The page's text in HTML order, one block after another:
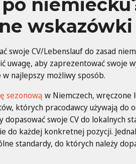
wskazówki
swoje CV/Lebenslauf do zasad
uwagę, aby zaprezentować swoje
najlepszy możliwy sposób.
sezonową w Niemczech, wręczone
których pracodawcy używają do
swoje CV do lokalnych
do każdej konkretnej pozycji.
standardy, do których należy